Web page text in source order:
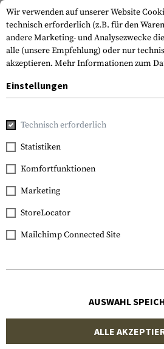
Home Waffenzubehör
EoTech
G45.STS Magnifier
Wir verwenden auf unserer Website
technisch erforderlich (z.B. für den
andere Marketing- und Analysezwecke
alle (unsere Empfehlung) oder nur
akzeptieren. Mehr Informationen zum
Einstellungen
Technisch erforderlich
Statistiken
Komfortfunktionen
Marketing
StoreLocator
Mailchimp Connected Site
AUSWAHL
ALLE